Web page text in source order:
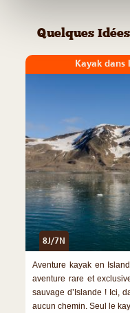
Quelques
Kayak dans
8J/7N
Aventure kayak en
aventure rare et
sauvage d’Islande ! Ici,
aucun chemin. Seul le